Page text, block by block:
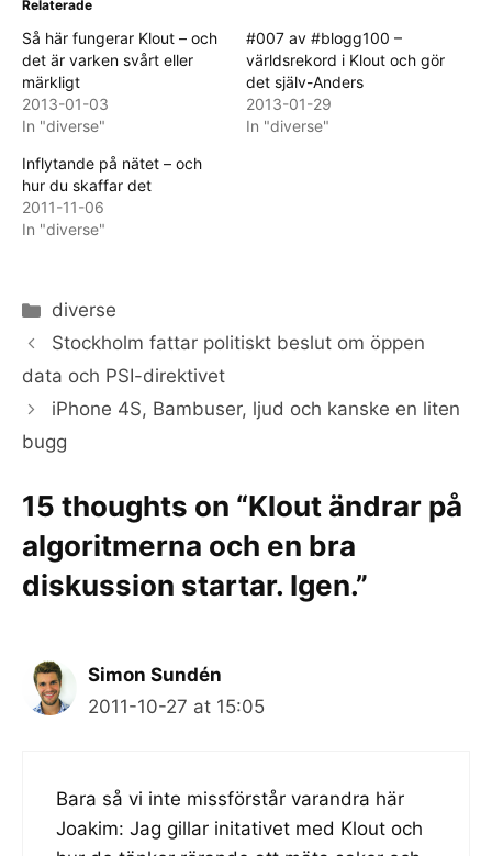
Relaterade
Så här fungerar Klout – och
det är varken svårt eller
märkligt
2013-01-03
In "diverse"
#007 av #blogg100 –
världsrekord i Klout och gör
det själv-Anders
2013-01-29
In "diverse"
Inflytande på nätet – och
hur du skaffar det
2011-11-06
In "diverse"
Categories
diverse
Stockholm fattar politiskt beslut om öppen
data och PSI-direktivet
iPhone 4S, Bambuser, ljud och kanske en liten
bugg
15 thoughts on “Klout ändrar på
algoritmerna och en bra
diskussion startar. Igen.”
Simon Sundén
2011-10-27 at 15:05
Bara så vi inte missförstår varandra här
Joakim: Jag gillar initativet med Klout och